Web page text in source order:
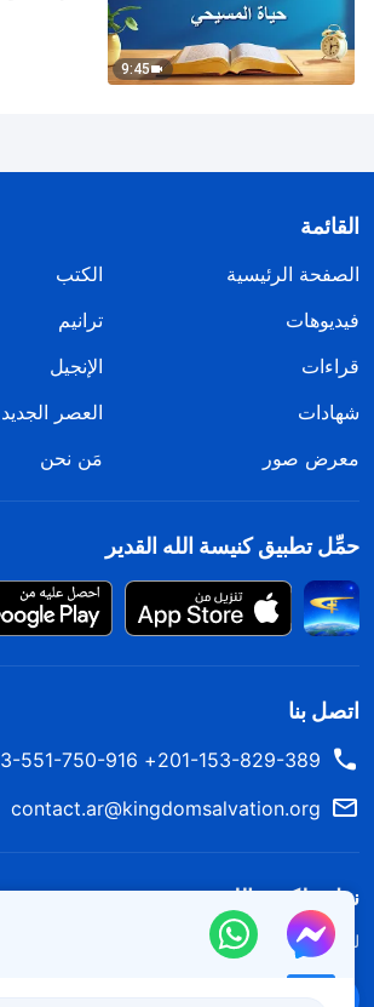
9:45
القائمة
الصفحة الرئيسية
الكتب
فيديوهات
ترانيم
قراءات
الإنجيل
شهادات
العصر الجديد
معرض صور
مَن نحن
حمِّل تطبيق كنيسة الله القدير
اتصل بنا
201-153-829-389+ 213-551-750-916+
contact.ar@kingdomsalvation.org
نزل ملكوت الله.
لقد نزلت المملكة بالفعل إلى الأرض! هل تريد دخوله؟